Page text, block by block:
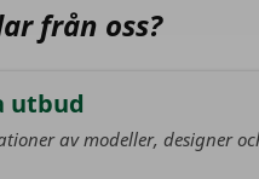
från oss?
utbud
av modeller, designer